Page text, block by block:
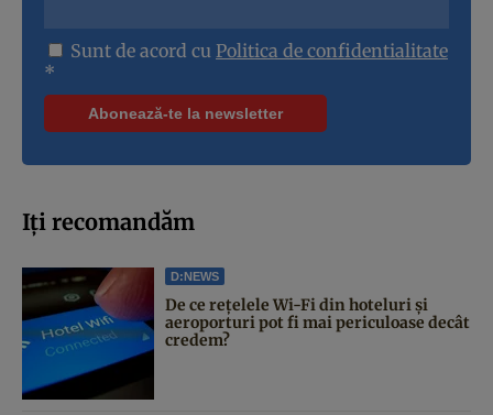
Sunt de acord cu Politica de confidentialitate
*
Iți recomandăm
D:NEWS
De ce rețelele Wi-Fi din hoteluri și
aeroporturi pot fi mai periculoase decât
credem?